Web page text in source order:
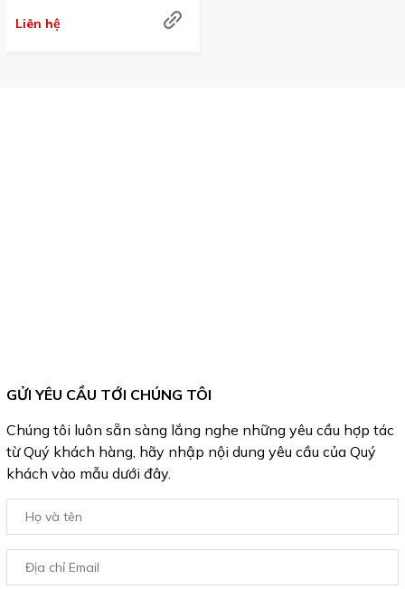
Liên hệ
GỬI YÊU CẦU TỚI CHÚNG TÔI
Chúng tôi luôn sẵn sàng lắng nghe những yêu cầu hợp tác
từ Quý khách hàng, hãy nhập nội dung yêu cầu của Quý
khách vào mẫu dưới đây.